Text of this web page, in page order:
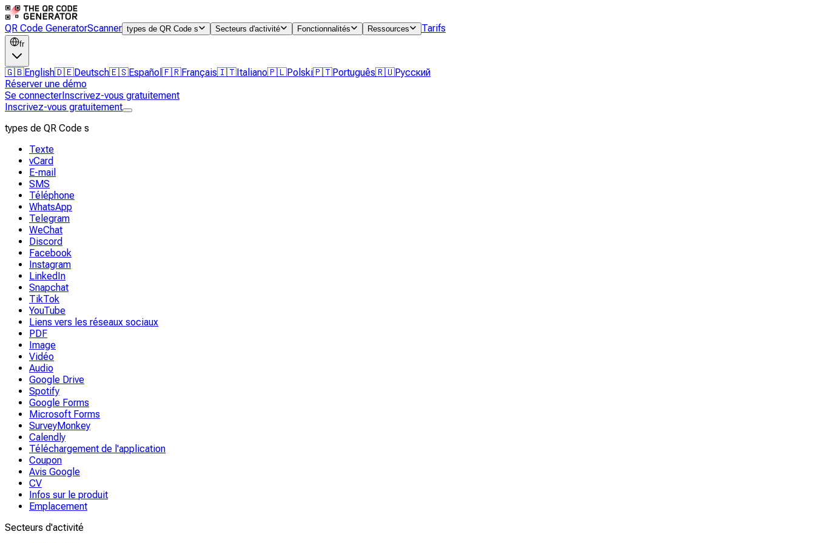
QR Code GeneratorScanner types de QR Code s Secteurs d'activité Fonctionnalités Ressources Tarifs
fr
🇬🇧English🇩🇪Deutsch🇪🇸Español 🇫🇷Français🇮🇹Italiano🇵🇱Polski🇵🇹Português🇷🇺Русский
Réserver une démo
Se connecterInscrivez-vous gratuitement
Inscrivez-vous gratuitement
types de QR Code s
Texte
vCard
E-mail
SMS
Téléphone
WhatsApp
Telegram
WeChat
Discord
Facebook
Instagram
LinkedIn
Snapchat
TikTok
YouTube
Liens vers les réseaux sociaux
PDF
Image
Vidéo
Audio
Google Drive
Spotify
Google Forms
Microsoft Forms
SurveyMonkey
Calendly
Téléchargement de l'application
Coupon
Avis Google
CV
Infos sur le produit
Emplacement
Secteurs d'activité